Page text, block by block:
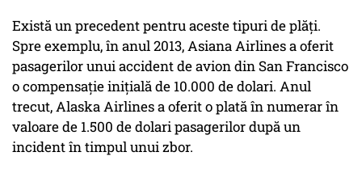
Există un precedent pentru aceste tipuri de plăți.
Spre exemplu, în anul 2013, Asiana Airlines a oferit
pasagerilor unui accident de avion din San Francisco
o compensație inițială de 10.000 de dolari. Anul
trecut, Alaska Airlines a oferit o plată în numerar în
valoare de 1.500 de dolari pasagerilor după un
incident în timpul unui zbor.